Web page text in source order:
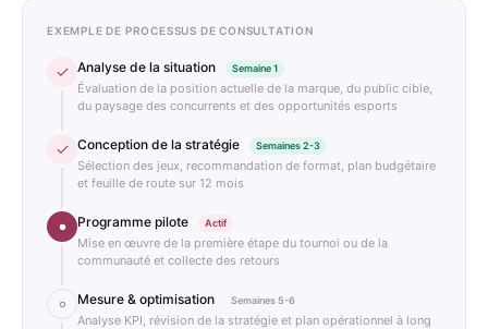
EXEMPLE DE PROCESSUS DE CONSULTATION
Analyse de la situation Semaine 1
Évaluation de la position actuelle de la marque, du public cible,
du paysage des concurrents et des opportunités esports
Conception de la stratégie Semaines 2-3
Sélection des jeux, recommandation de format, plan budgétaire
et feuille de route sur 12 mois
Programme pilote Actif
Mise en œuvre de la première étape du tournoi ou de la
communauté et collecte des retours
Mesure & optimisation Semaines 5-6
Analyse KPI, révision de la stratégie et plan opérationnel à long